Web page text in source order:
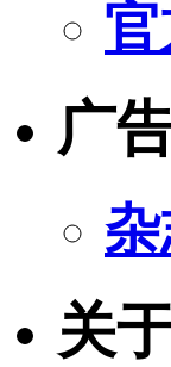
广
关